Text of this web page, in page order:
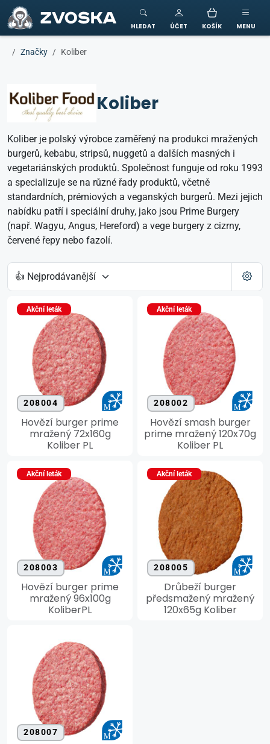
ZVOSKA
HLEDAT ÚČET KOŠÍK MENU
Značky Koliber
Koliber
Koliber je polský výrobce zaměřený na produkci mražených
burgerů, kebabu, stripsů, nuggetů a dalších masných i
vegetariánských produktů. Společnost funguje od roku 1993
a specializuje se na různé řady produktů, včetně
standardních, prémiových a veganských burgerů. Mezi jejich
nabídku patří i speciální druhy, jako jsou Prime Burgery
(např. Wagyu, Angus, Hereford) a vege burgery z cizrny,
červené řepy nebo fazolí.
Akční leták
208004
Hovězí burger prime
mražený 72x160g
Koliber PL
Akční leták
208002
Hovězí smash burger
prime mražený 120x70g
Koliber PL
Akční leták
208003
Hovězí burger prime
mražený 96x100g
KoliberPL
Akční leták
208005
Drůbeží burger
předsmažený mražený
120x65g Koliber
208007